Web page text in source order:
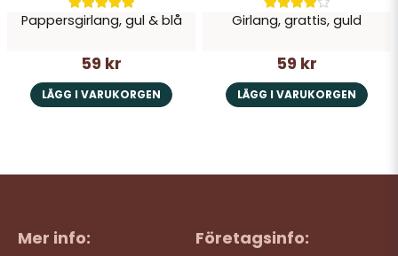
Pappersgirlang, gul & blå
59 kr
LÄGG I VARUKORGEN
Girlang, grattis, guld
59 kr
LÄGG I VARUKORGEN
Mer info: Företagsinfo: